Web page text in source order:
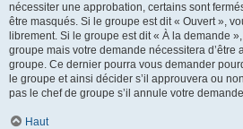
nécessiter une approbation, certains sont
être masqués. Si le groupe est dit « Ouvert »,
librement. Si le groupe est dit « À la demande
groupe mais votre demande nécessitera d’être
groupe. Ce dernier pourra vous demander
le groupe et ainsi décider s’il approuvera ou
pas le chef de groupe s’il annule votre
Haut